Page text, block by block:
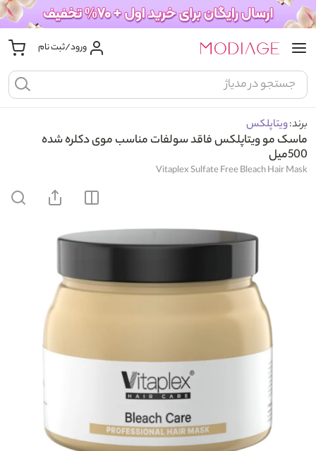
ورود/ثبت نام
برند:ویتاپلکس
ماسک مو ویتاپلکس فاقد سولفات مناسب موی دکلره شده
500میل
Vitaplex Sulfate Free Bleach Hair Mask